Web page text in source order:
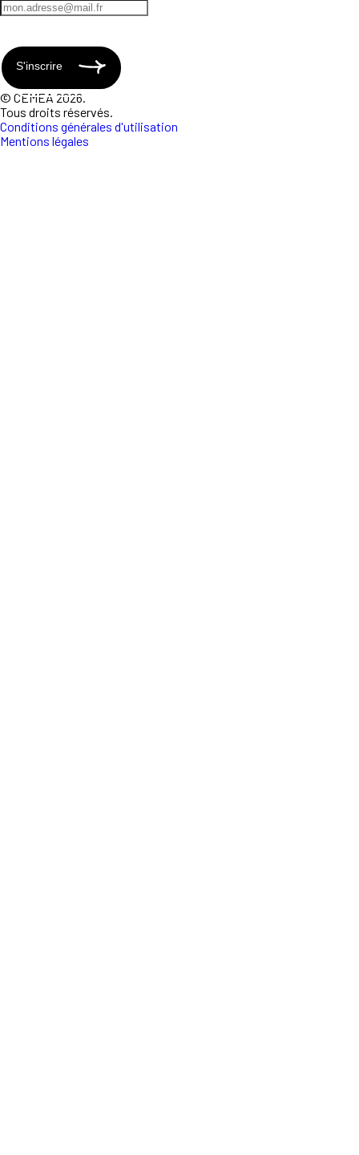
S'inscrire
© CEMEA 2026.
Tous droits réservés.
Conditions générales d'utilisation
Mentions légales